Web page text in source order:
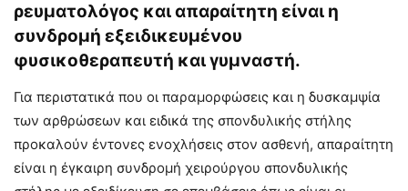
ρευματολόγος και απαραίτητη είναι η
συνδρομή εξειδικευμένου
φυσικοθεραπευτή και γυμναστή.
Για περιστατικά που οι παραμορφώσεις και η δυσκαμψία
των αρθρώσεων και ειδικά της σπονδυλικής στήλης
προκαλούν έντονες ενοχλήσεις στον ασθενή, απαραίτητη
είναι η έγκαιρη συνδρομή χειρούργου σπονδυλικής